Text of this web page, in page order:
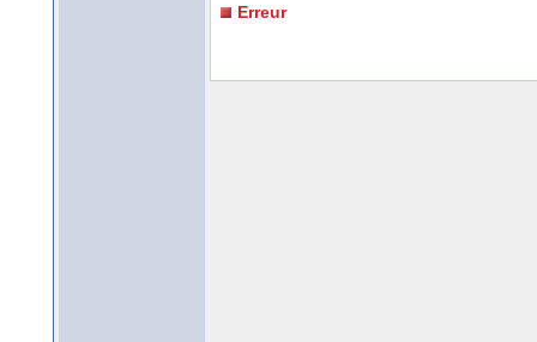
Erreur